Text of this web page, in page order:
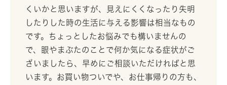
くいかと思いますが、見えにくくなったり失明
したりした時の生活に与える影響は相当なもの
です。ちょっとしたお悩みでも構いませんの
で、眼やまぶたのことで何か気になる症状がご
ざいましたら、早めにご相談いただければと思
います。お買い物ついでや、お仕事帰りの方も、